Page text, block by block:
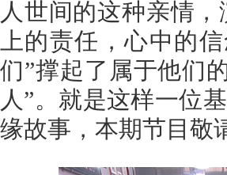
人世间的这种亲情
上的责任，心中的
们”撑起了属于他们
人”。就是这样一位
缘故事，本期节目敬